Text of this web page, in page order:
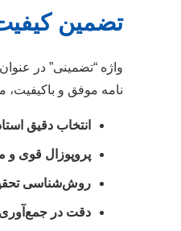
تضمین
واژه “تضمینی” در
نامه موفق و باکیفیت،
انتخاب دقیق
پروپوزال قوی و
روش‌شناسی
دقت در جمع‌آوری